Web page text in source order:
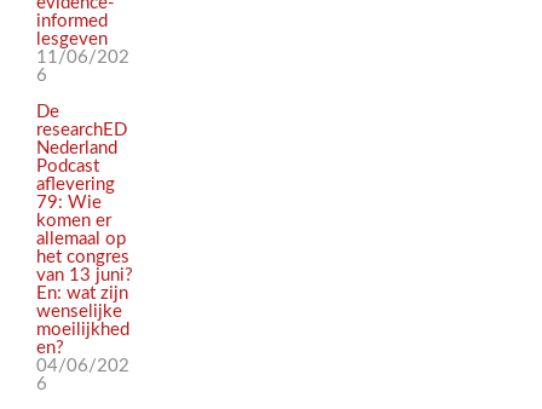
informed
lesgeven
11/06/202
6
De
researchED
Nederland
Podcast
aflevering
79: Wie
komen er
allemaal op
het congres
van 13 juni?
En: wat zijn
wenselijke
moeilijkhed
en?
04/06/202
6